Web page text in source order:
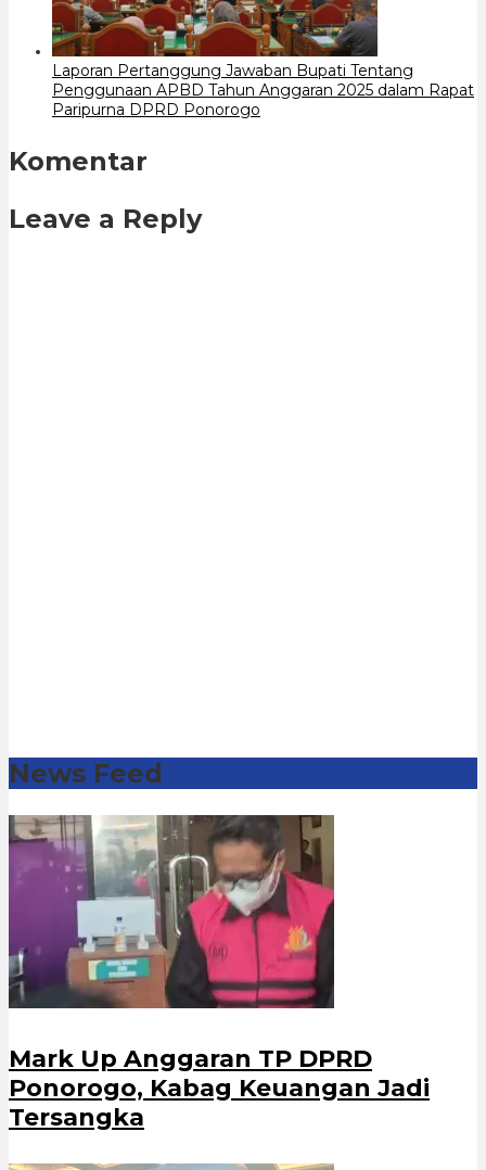
Laporan Pertanggung Jawaban Bupati Tentang
Penggunaan APBD Tahun Anggaran 2025 dalam Rapat
Paripurna DPRD Ponorogo
Komentar
Leave a Reply
News Feed
Mark Up Anggaran TP DPRD
Ponorogo, Kabag Keuangan Jadi
Tersangka